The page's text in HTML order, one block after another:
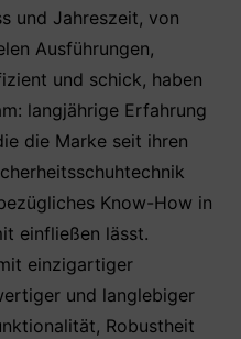
und Jahreszeit, von
Ausführungen,
und schick, haben
langjährige Erfahrung
die Marke seit ihren
Know-How in
einfließen lässt.
einzigartiger
und langlebiger
Robustheit